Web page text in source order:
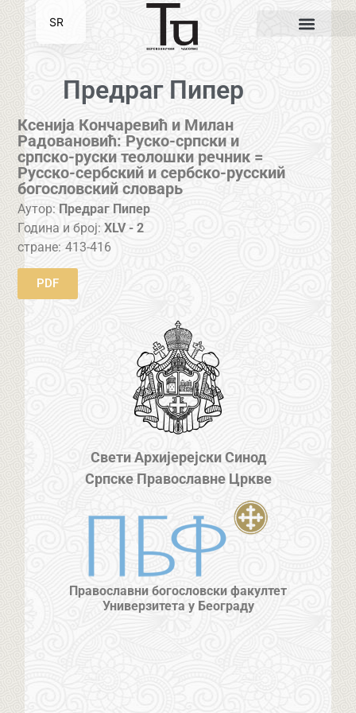
Предраг Пипер
Ксенија Кончаревић и Милан
Радовановић: Руско-српски и
српско-руски теолошки речник =
Русско-сербский и сербско-русский
богословский словарь
Аутор: Предраг Пипер
Година и број:XLV - 2
стране: 413-416
PDF
Свети Архијерејски Синод
Српске Православне Цркве
Православни богословски факултет
Универзитета у Београду
SR
EN